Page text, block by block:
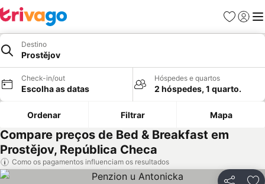
Favoritos
Iniciar
Destino
Prostějov
Check-in/out
Escolha as datas
Hóspedes e quartos
2 hóspedes, 1 quarto.
Ordenar Filtrar Mapa
Compare preços de Bed & Breakfast em
Prostějov, República Checa
Como os pagamentos influenciam os resultados